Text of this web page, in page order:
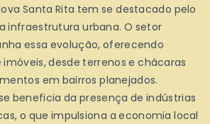
Santa Rita tem se destacado pelo
infraestrutura urbana. O setor
essa evolução, oferecendo
desde terrenos e chácaras
em bairros planejados.
beneficia da presença de indústrias
o que impulsiona a economia local